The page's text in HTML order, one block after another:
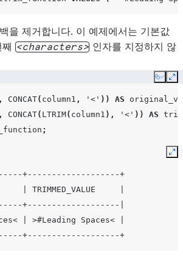
을 제거합니다. 이 예제에서는 기본값
characters
인자를 지정하지 않
Copy
, CONCAT( column1 , '<' )) AS
, CONCAT( LTRIM( column1 ), '<' )) AS
;
+-------------------+
| TRIMMED_VALUE     |
+-------------------|
| >#Leading Spaces< |
+-------------------+